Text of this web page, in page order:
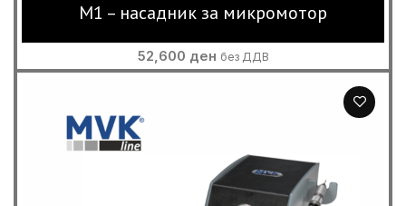
M1 – насадник за микромотор
52,600 ден без ДДВ